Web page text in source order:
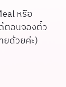
หรือ
ตอนจองตั๋ว
ยด้วยค่ะ)